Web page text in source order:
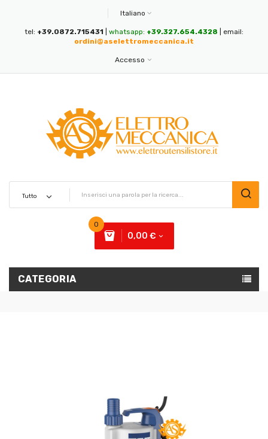
Italiano
tel: +39.0872.715431 whatsapp: +39.327.654.4328 | email:
ordini@aselettromeccanica.it
Accesso
0
0,00 €
CATEGORIA